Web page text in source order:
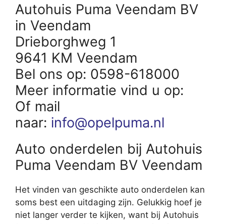
Autohuis Puma Veendam BV
in Veendam
Drieborghweg 1
9641 KM Veendam
Bel ons op: 0598-618000
Meer informatie vind u op:
Of mail
naar: info@opelpuma.nl
Auto onderdelen bij Autohuis
Puma Veendam BV Veendam
Het vinden van geschikte auto onderdelen kan
soms best een uitdaging zijn. Gelukkig hoef je
niet langer verder te kijken, want bij Autohuis